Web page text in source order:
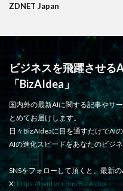
ZDNET Japan
ビジネスを飛躍させる
「BizAIdea」
国内外の最新AIに関する記事やサ
とめてお届けします。
日々BizAIdeaに目を通すだけでAI
AIの進化スピードをあなたのビジ
SNSをフォローして頂くと、最新
X: https://twitter.com/BizAIdea